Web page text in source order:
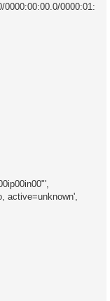
0000:01:
active=unknown',